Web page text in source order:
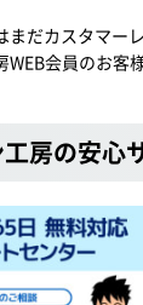
まだカスタマー
WEB会員のお客
房の安心